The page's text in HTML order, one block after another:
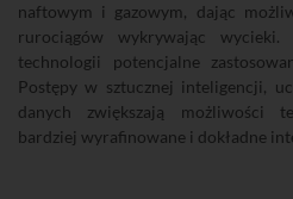
naftowym i gazowym, dając
rurociągów wykrywając
technologii potencjalne
Postępy w sztucznej inteligencji,
danych zwiększają możliwości
bardziej wyrafinowane i dokładne